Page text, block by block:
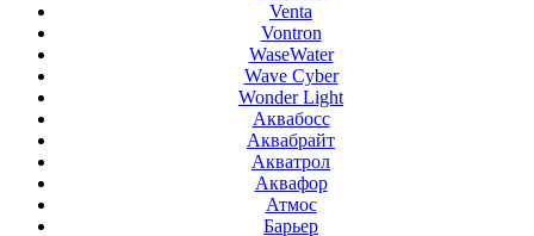
Venta
Vontron
WaseWater
Wave Cyber
Wonder Light
Аквабосс
Аквабрайт
Акватрол
Аквафор
Атмос
Барьер